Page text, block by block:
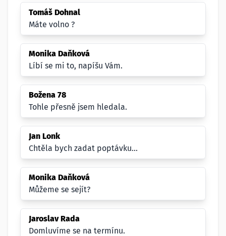
Tomáš Dohnal
Máte volno ?
Monika Daňková
Líbí se mi to, napíšu Vám.
Božena 78
Tohle přesně jsem hledala.
Jan Lonk
Chtěla bych zadat poptávku...
Monika Daňková
Můžeme se sejít?
Jaroslav Rada
Domluvíme se na termínu.